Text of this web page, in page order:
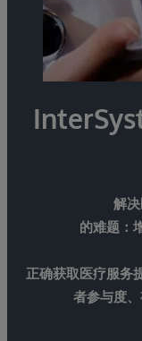
解
的难题：
正确获取医疗服务
者参与度